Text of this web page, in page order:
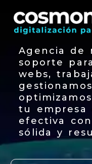
Agencia de
soporte
webs,
tu empresa
efectiva
sólida y